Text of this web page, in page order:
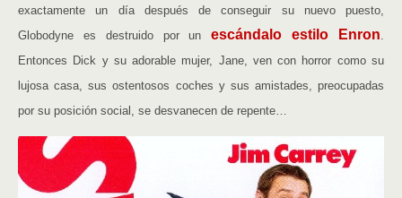
exactamente un día después de conseguir su nuevo puesto,
Globodyne es destruido por unescándalo estilo Enron.
Entonces Dick y su adorable mujer, Jane, ven con horror como su
lujosa casa, sus ostentosos coches y sus amistades, preocupadas
por su posición social, se desvanecen de repente…